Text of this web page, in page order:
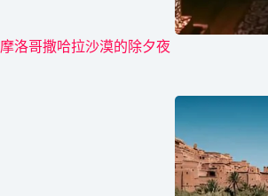
摩洛哥撒哈拉沙漠的除夕夜